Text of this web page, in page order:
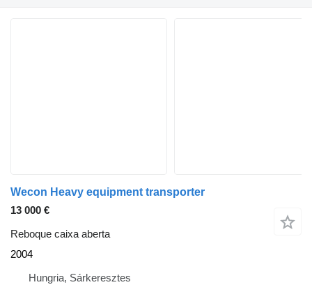
Wecon Heavy equipment transporter
13 000 €
Reboque caixa aberta
2004
Hungria, Sárkeresztes